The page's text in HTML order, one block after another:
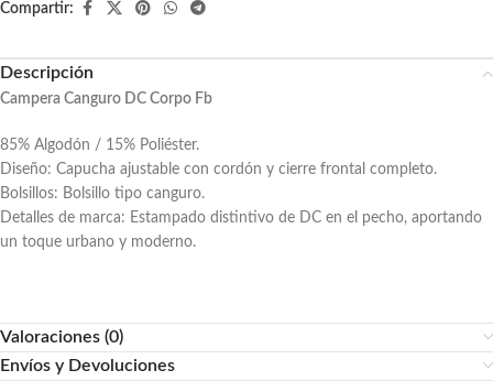
Compartir:
Descripción
Campera Canguro DC Corpo Fb
85% Algodón / 15% Poliéster.
Diseño: Capucha ajustable con cordón y cierre frontal completo.
Bolsillos: Bolsillo tipo canguro.
Detalles de marca: Estampado distintivo de DC en el pecho, aportando
un toque urbano y moderno.
Valoraciones (0)
Envíos y Devoluciones